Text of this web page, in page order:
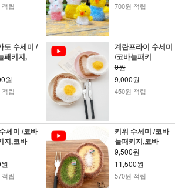
립 700원 적립
도 수세미 /
패키지,
원
립
계란프라이 수세미
/코바늘패키
0원
9,000원
450원 적립
세미 /코바
지,코바
립
키위 수세미 /코바
늘패키지,코바
9,500원
11,500원
570원 적립